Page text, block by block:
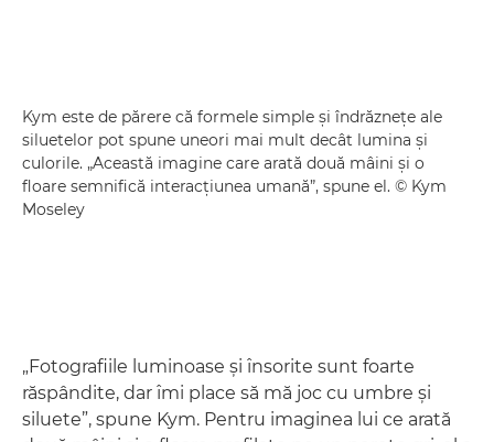
Kym este de părere că formele simple şi îndrăzneţe ale
siluetelor pot spune uneori mai mult decât lumina şi
culorile. „Această imagine care arată două mâini şi o
floare semnifică interacţiunea umană”, spune el. © Kym
Moseley
„Fotografiile luminoase şi însorite sunt foarte
răspândite, dar îmi place să mă joc cu umbre şi
siluete”, spune Kym. Pentru imaginea lui ce arată